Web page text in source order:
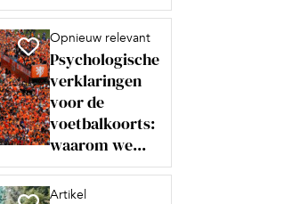
Opnieuw relevant
Psychologische
verklaringen
voor de
voetbalkoorts:
waarom we...
Artikel